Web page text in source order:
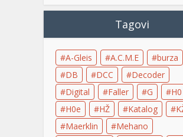
Tagovi
A-Gleis A.C.M.E
burza
DB
DCC
Decoder
Digital
Faller G
H0
H0e
HŽ Katalog
Maerklin
Mehano